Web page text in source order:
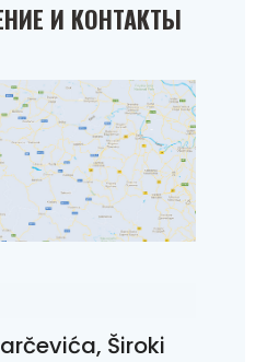
И КОНТАКТЫ
Široki